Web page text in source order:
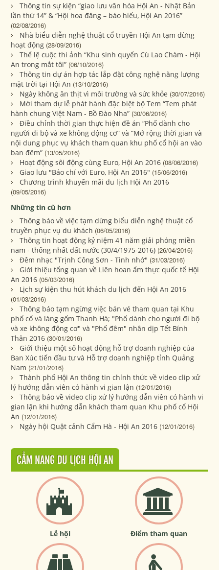
Thông tin sự kiện “giao lưu văn hóa Hội An - Nhật Bản
lần thứ 14” & “Hội hoa đăng – báo hiếu, Hội An 2016”
(02/08/2016)
Nhà biểu diễn nghệ thuật cổ truyền Hội An tạm dừng
hoạt động (28/09/2016)
Thể lệ cuộc thi ảnh “Khu sinh quyển Cù Lao Chàm - Hội
An trong mắt tôi” (06/10/2016)
Thông tin dự án hợp tác lắp đặt công nghệ năng lượng
mặt trời tại Hội An (13/10/2016)
Ngày không ăn thịt vì môi trường và sức khỏe (30/07/2016)
Mời tham dự lễ phát hành đặc biệt bộ Tem “Tem phát
hành chung Việt Nam - Bồ Đào Nha” (30/06/2016)
Điều chỉnh thời gian thực hiện đề án “Phố dành cho
người đi bộ và xe không động cơ” và “Mở rộng thời gian và
nội dung phục vụ khách tham quan khu phố cổ hội an vào
ban đêm” (13/05/2016)
Hoạt động sôi động cùng Euro, Hội An 2016 (08/06/2016)
Giao lưu "Báo chí với Euro, Hội An 2016" (15/06/2016)
Chương trình khuyến mãi du lịch Hội An 2016
(09/05/2016)
Những tin cũ hơn
Thông báo về việc tạm dừng biểu diễn nghệ thuật cổ
truyền phục vụ du khách (06/05/2016)
Thông tin hoạt động kỷ niệm 41 năm giải phóng miền
nam - thống nhất đất nước (30/4/1975-2016) (26/04/2016)
Đêm nhạc "Trịnh Công Sơn - Tình nhớ" (31/03/2016)
Giới thiệu tổng quan về Liên hoan ẩm thực quốc tế Hội
An 2016 (05/03/2016)
Lịch sự kiện thu hút khách du lịch đến Hội An 2016
(01/03/2016)
Thông báo tạm ngừng việc bán vé tham quan tại Khu
phố cổ và làng gốm Thanh Hà; "Phố dành cho người đi bộ
và xe không động cơ" và "Phố đêm" nhân dịp Tết Bính
Thân 2016 (30/01/2016)
Giới thiệu một số hoạt động hỗ trợ doanh nghiệp của
Ban Xúc tiến đầu tư và Hỗ trợ doanh nghiệp tỉnh Quảng
Nam (21/01/2016)
Thành phố Hội An thông tin chính thức về video clip xử
lý hướng dẫn viên có hành vi gian lận (12/01/2016)
Thông báo về video clip xử lý hướng dẫn viên có hành vi
gian lận khi hướng dẫn khách tham quan Khu phố cổ Hội
An (12/01/2016)
Ngày hội Quật cảnh Cẩm Hà - Hội An 2016 (12/01/2016)
CẨM NANG DU LỊCH HỘI AN
Lễ hội Điểm tham quan